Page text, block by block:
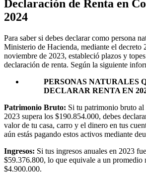
Declaración de Renta en
2024
Para saber si debes declarar como persona
Ministerio de Hacienda, mediante el decreto
noviembre de 2023, estableció plazos y
declaración de renta. Según la siguiente
PERSONAS NATURALES
DECLARAR RENTA EN
Patrimonio Bruto: Si tu patrimonio bruto
2023 supera los $190.854.000, debes
valor de tu casa, carro y el dinero en tus
aún estás pagando estos activos mediante
Ingresos: Si tus ingresos anuales en 2023
$59.376.800, lo que equivale a un promedio
$4.900.000.